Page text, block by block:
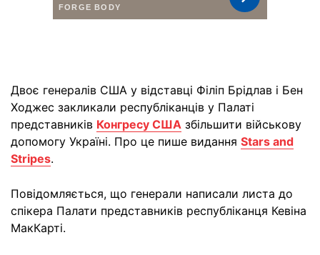
Двоє генералів США у відставці Філіп Брідлав і Бен
Ходжес закликали республіканців у Палаті
представників Конгресу США збільшити військову
допомогу Україні. Про це пише видання Stars and
Stripes.
Повідомляється, що генерали написали листа до
спікера Палати представників республіканця Кевіна
МакКарті.